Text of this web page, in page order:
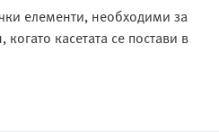
елементи, необходими за
касетата се постави в